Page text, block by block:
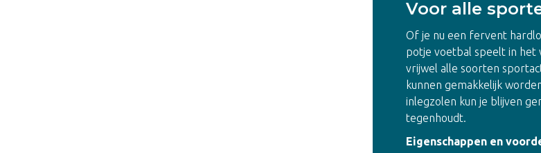
Voor alle
Of je nu een fervent
potje voetbal speelt in het
vrijwel alle soorten
kunnen gemakkelijk
inlegzolen kun je blijven
tegenhoudt.
Eigenschappen en